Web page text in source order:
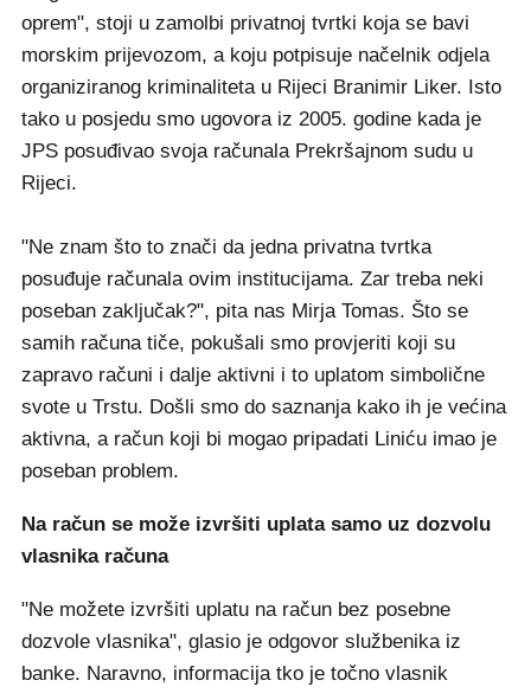
oprem", stoji u zamolbi privatnoj tvrtki koja se bavi
morskim prijevozom, a koju potpisuje načelnik odjela
organiziranog kriminaliteta u Rijeci Branimir Liker. Isto
tako u posjedu smo ugovora iz 2005. godine kada je
JPS posuđivao svoja računala Prekršajnom sudu u
Rijeci.
"Ne znam što to znači da jedna privatna tvrtka
posuđuje računala ovim institucijama. Zar treba neki
poseban zaključak?", pita nas Mirja Tomas. Što se
samih računa tiče, pokušali smo provjeriti koji su
zapravo računi i dalje aktivni i to uplatom simbolične
svote u Trstu. Došli smo do saznanja kako ih je većina
aktivna, a račun koji bi mogao pripadati Liniću imao je
poseban problem.
Na račun se može izvršiti uplata samo uz dozvolu
vlasnika računa
"Ne možete izvršiti uplatu na račun bez posebne
dozvole vlasnika", glasio je odgovor službenika iz
banke. Naravno, informacija tko je točno vlasnik